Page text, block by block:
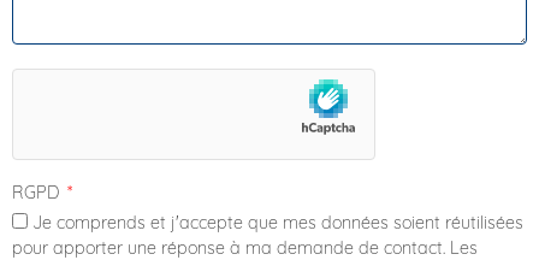
RGPD
Je comprends et j'accepte que mes données soient réutilisées
pour apporter une réponse à ma demande de contact. Les